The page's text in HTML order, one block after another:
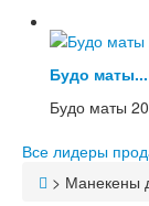
Будо маты...
Будо маты
Все лидеры
> Манекены